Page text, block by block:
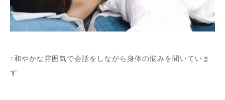
↑和やかな雰囲気で会話をしながら身体の悩みを聞いていま
す